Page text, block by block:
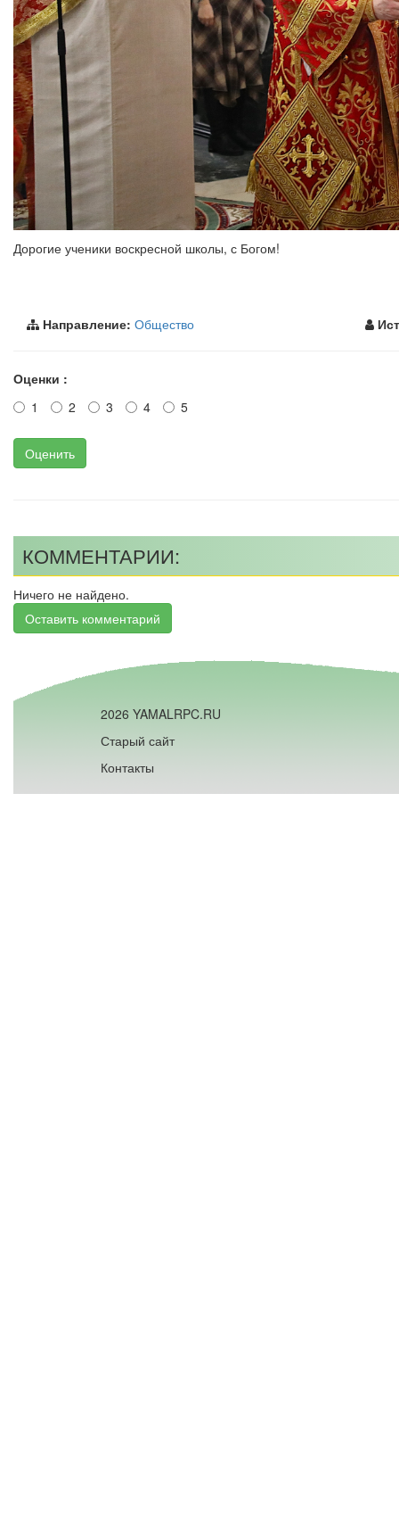
Дорогие ученики воскресной школы, с Богом!
Направление: Общество
Оценки :
1
2 3 4 5
Оценить
КОММЕНТАРИИ:
Ничего не найдено.
Оставить комментарий
2026 YAMALRPC.RU
Старый сайт
Контакты